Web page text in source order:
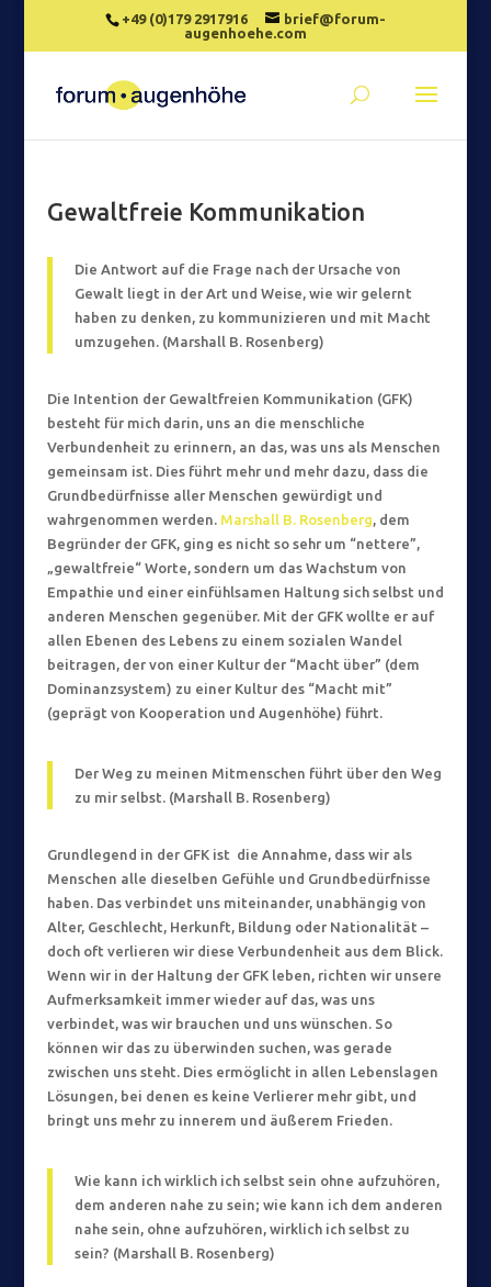
+49 (0)179 2917916
brief@forum-
augenhoehe.com
Gewaltfreie Kommunikation
Die Antwort auf die Frage nach der Ursache von
Gewalt liegt in der Art und Weise, wie wir gelernt
haben zu denken, zu kommunizieren und mit Macht
umzugehen. (Marshall B. Rosenberg)
Die Intention der Gewaltfreien Kommunikation (GFK)
besteht für mich darin, uns an die menschliche
Verbundenheit zu erinnern, an das, was uns als Menschen
gemeinsam ist. Dies führt mehr und mehr dazu, dass die
Grundbedürfnisse aller Menschen gewürdigt und
wahrgenommen werden. Marshall B. Rosenberg, dem
Begründer der GFK, ging es nicht so sehr um “nettere”,
„gewaltfreie“ Worte, sondern um das Wachstum von
Empathie und einer einfühlsamen Haltung sich selbst und
anderen Menschen gegenüber. Mit der GFK wollte er auf
allen Ebenen des Lebens zu einem sozialen Wandel
beitragen, der von einer Kultur der “Macht über” (dem
Dominanzsystem) zu einer Kultur des “Macht mit”
(geprägt von Kooperation und Augenhöhe) führt.
Der Weg zu meinen Mitmenschen führt über den Weg
zu mir selbst. (Marshall B. Rosenberg)
Grundlegend in der GFK ist die Annahme, dass wir als
Menschen alle dieselben Gefühle und Grundbedürfnisse
haben. Das verbindet uns miteinander, unabhängig von
Alter, Geschlecht, Herkunft, Bildung oder Nationalität –
doch oft verlieren wir diese Verbundenheit aus dem Blick.
Wenn wir in der Haltung der GFK leben, richten wir unsere
Aufmerksamkeit immer wieder auf das, was uns
verbindet, was wir brauchen und uns wünschen. So
können wir das zu überwinden suchen, was gerade
zwischen uns steht. Dies ermöglicht in allen Lebenslagen
Lösungen, bei denen es keine Verlierer mehr gibt, und
bringt uns mehr zu innerem und äußerem Frieden.
Wie kann ich wirklich ich selbst sein ohne aufzuhören,
dem anderen nahe zu sein; wie kann ich dem anderen
nahe sein, ohne aufzuhören, wirklich ich selbst zu
sein? (Marshall B. Rosenberg)